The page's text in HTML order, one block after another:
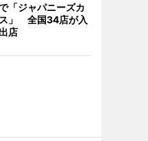
「ジャパニーズカ
」 全国34店が入
店